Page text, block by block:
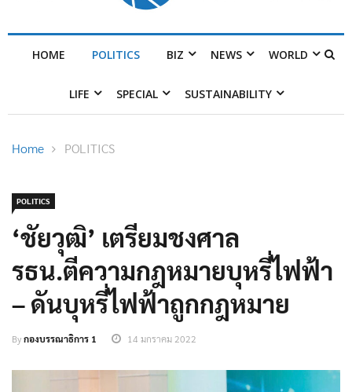
HOME POLITICS BIZ NEWS WORLD
LIFE SPECIAL SUSTAINABILITY
Home POLITICS
POLITICS
‘ชัยวุฒิ’ เตรียมชงศาล
รธน.ตีความกฎหมายบุหรี่ไฟฟ้า
– ดันบุหรี่ไฟฟ้าถูกกฎหมาย
Byกองบรรณาธิการ 1 14 มกราคม 2022